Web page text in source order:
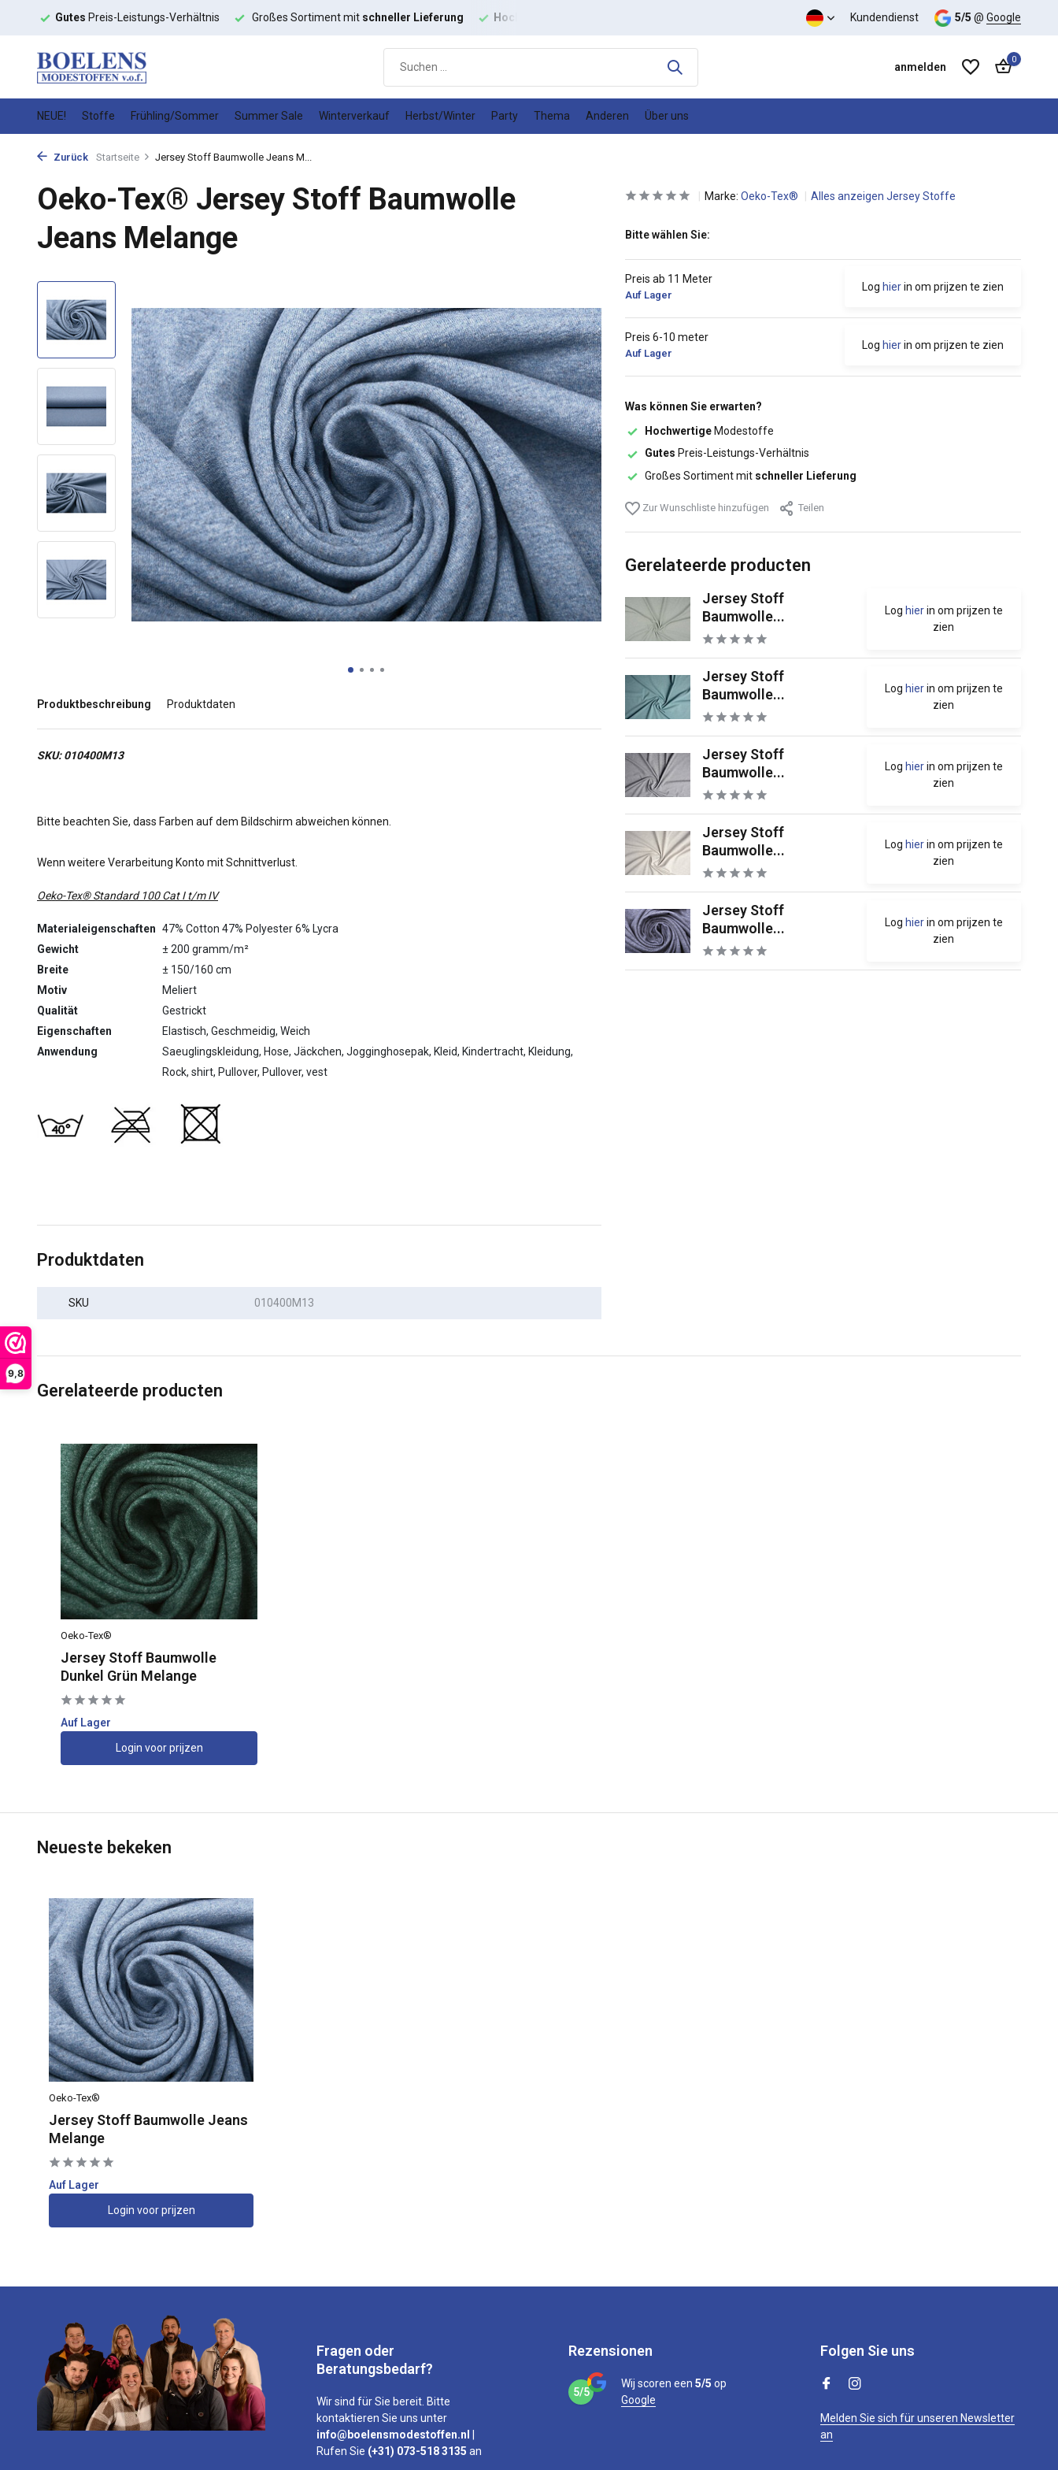
9,8
Verhältnis Großes Sortiment mit schneller Lieferung Hochwertige Modestoffe Gutes Kundendienst 5/5 @ Google
anmelden
0
NEUE! Stoffe Frühling/Sommer Summer Sale Winterverkauf Herbst/Winter Party Thema Anderen Über uns
Zurück Startseite Jersey Stoff Baumwolle Jeans M...
Oeko-Tex® Jersey Stoff Baumwolle
Jeans Melange
Produktbeschreibung Produktdaten
SKU: 010400M13
Bitte beachten Sie, dass Farben auf dem Bildschirm abweichen können.
Wenn weitere Verarbeitung Konto mit Schnittverlust.
Oeko-Tex® Standard 100 Cat I t/m IV
Materialeigenschaften 47% Cotton 47% Polyester 6% Lycra
Gewicht
± 200 gramm/m²
Breite
± 150/160 cm
Motiv
Meliert
Qualität
Gestrickt
Eigenschaften
Elastisch, Geschmeidig, Weich
Anwendung
Saeuglingskleidung, Hose, Jäckchen, Jogginghosepak, Kleid, Kindertracht, Kleidung,
Rock, shirt, Pullover, Pullover, vest
Produktdaten
SKU 010400M13
Marke: Oeko-Tex® Alles anzeigen Jersey Stoffe
Bitte wählen Sie:
Preis ab 11 Meter
Auf Lager
Log hierin om prijzen te zien
Preis 6-10 meter
Auf Lager
Log hierin om prijzen te zien
Was können Sie erwarten?
HochwertigeModestoffe
Gutes Preis-Leistungs-Verhältnis
Großes Sortiment mit schneller Lieferung
Zur Wunschliste hinzufügen Teilen
Gerelateerde producten
Jersey Stoff
Baumwolle...
Log hierin om prijzen te
zien
Jersey Stoff
Baumwolle...
Log hierin om prijzen te
zien
Jersey Stoff
Baumwolle...
Log hierin om prijzen te
zien
Jersey Stoff
Baumwolle...
Log hierin om prijzen te
zien
Jersey Stoff
Baumwolle...
Log hierin om prijzen te
zien
Gerelateerde producten
Oeko-Tex®
Jersey Stoff Baumwolle
Dunkel Grün Melange
Auf Lager
Login voor prijzen
Neueste bekeken
Oeko-Tex®
Jersey Stoff Baumwolle Jeans
Melange
Auf Lager
Login voor prijzen
Fragen oder
Beratungsbedarf?
Wir sind für Sie bereit. Bitte
kontaktieren Sie uns unter
info@boelensmodestoffen.nl
Rufen Sie (+31) 073-518 3135 an
Rezensionen
5/5
Wij scoren een 5/5 op
Google
Folgen Sie uns
Melden Sie sich für unseren Newsletter
an